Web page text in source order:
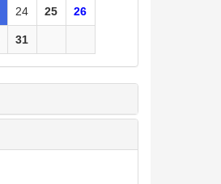
24 25 26
31